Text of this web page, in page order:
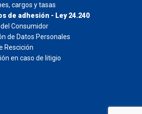
cargos y tasas
de adhesión - Ley 24.240
Consumidor
de Datos Personales
Rescición
en caso de litigio